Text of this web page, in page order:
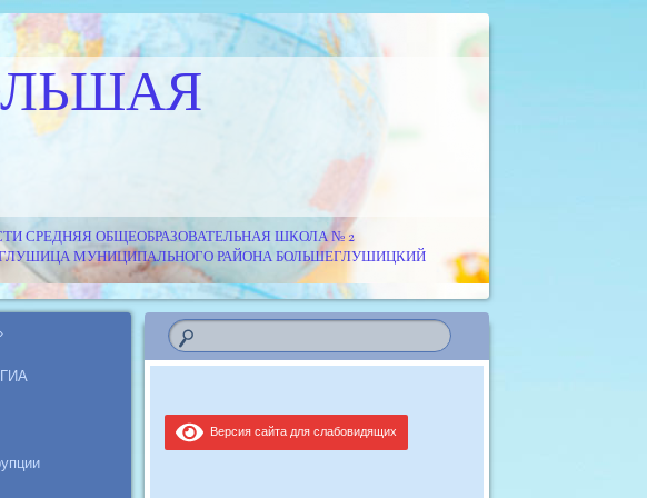
СРЕДНЯЯ ОБЩЕОБРАЗОВАТЕЛЬНАЯ ШКОЛА № 2
ГЛУШИЦА МУНИЦИПАЛЬНОГО РАЙОНА БОЛЬШЕГЛУШИЦКИЙ
ГИА
Версия сайта для слабовидящих